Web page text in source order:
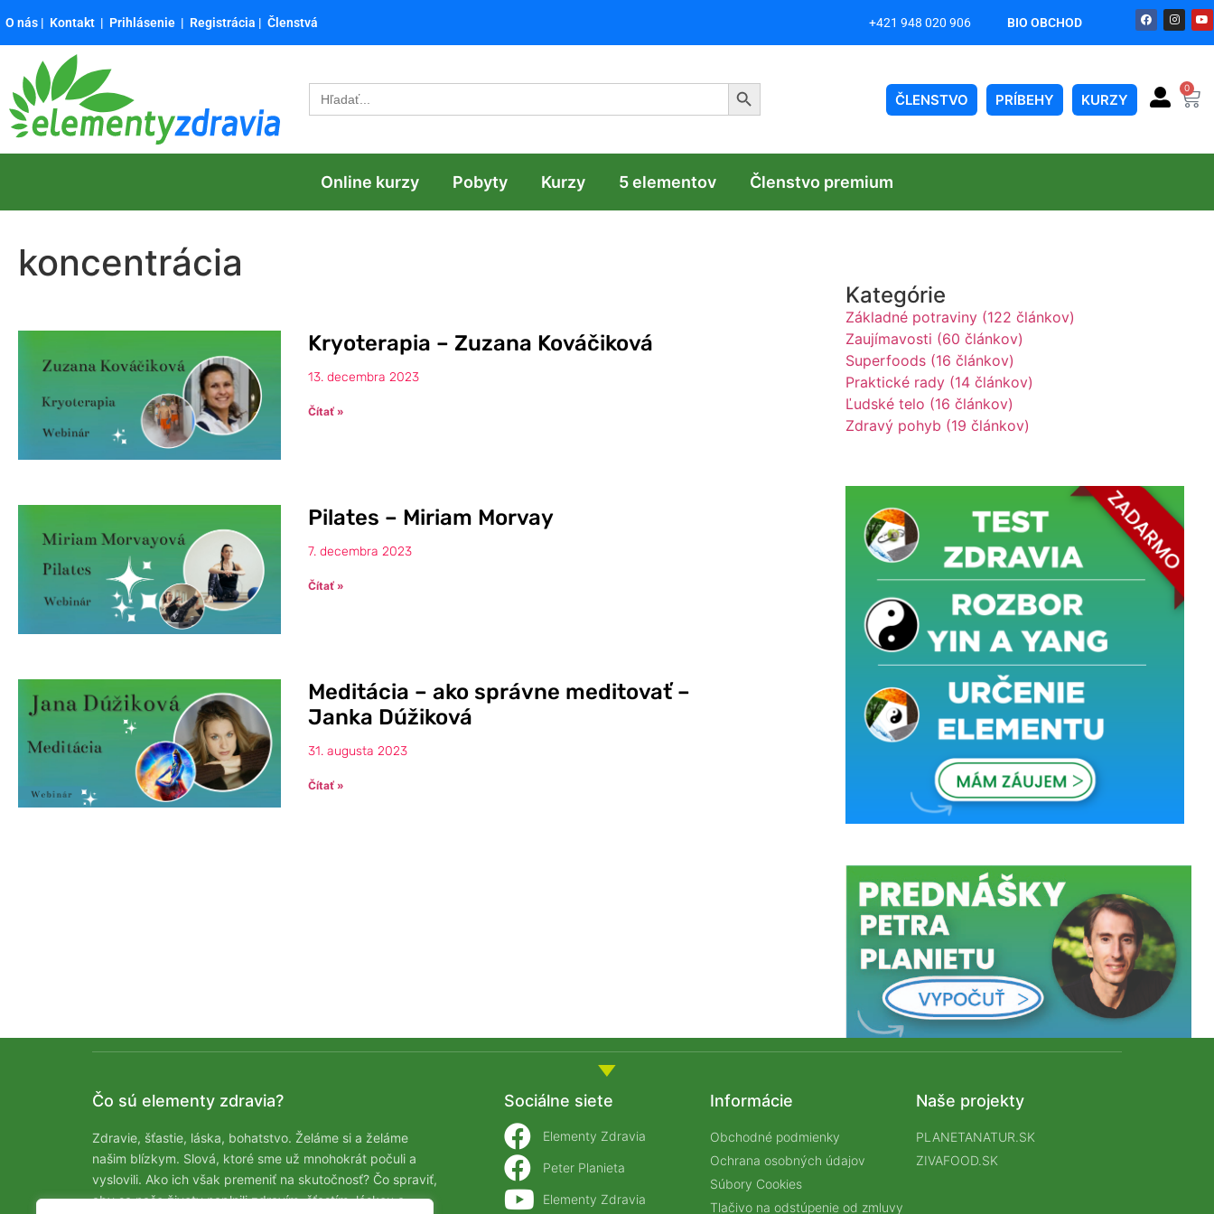
O nás | Kontakt | Prihlásenie | Registrácia | Členstvá +421 948 020 906 BIO OBCHOD
Search
for:
Search Button
ČLENSTVO PRÍBEHY KURZY
0
Online kurzy Pobyty Kurzy 5 elementov Členstvo premium
koncentrácia
Kryoterapia – Zuzana Kováčiková
13. decembra 2023
Čítať »
Pilates – Miriam Morvay
7. decembra 2023
Čítať »
Meditácia – ako správne meditovať –
Janka Dúžiková
31. augusta 2023
Čítať »
Kategórie
Základné potraviny (122 článkov)
Zaujímavosti (60 článkov)
Superfoods (16 článkov)
Praktické rady (14 článkov)
Ľudské telo (16 článkov)
Zdravý pohyb (19 článkov)
Čo sú elementy zdravia?
Zdravie, šťastie, láska, bohatstvo. Želáme si a želáme
našim blízkym. Slová, ktoré sme už mnohokrát počuli a
vyslovili. Ako ich však premeniť na skutočnosť? Čo spraviť,
aby sa naše životy naplnili zdravím, šťastím, láskou a
Sociálne siete
Elementy Zdravia
Peter Planieta
Elementy Zdravia
Informácie
Obchodné podmienky
Ochrana osobných údajov
Súbory Cookies
Tlačivo na odstúpenie od zmluvy
Naše projekty
PLANETANATUR.SK
ZIVAFOOD.SK